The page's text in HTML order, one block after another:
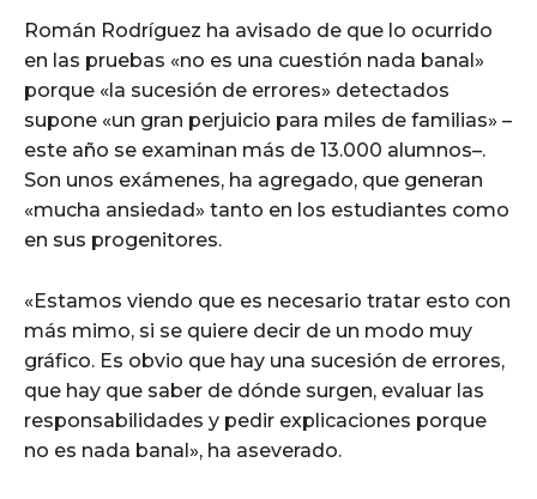
Román Rodríguez ha avisado de que lo ocurrido
en las pruebas «no es una cuestión nada banal»
porque «la sucesión de errores» detectados
supone «un gran perjuicio para miles de familias» –
este año se examinan más de 13.000 alumnos–.
Son unos exámenes, ha agregado, que generan
«mucha ansiedad» tanto en los estudiantes como
en sus progenitores.
«Estamos viendo que es necesario tratar esto con
más mimo, si se quiere decir de un modo muy
gráfico. Es obvio que hay una sucesión de errores,
que hay que saber de dónde surgen, evaluar las
responsabilidades y pedir explicaciones porque
no es nada banal», ha aseverado.